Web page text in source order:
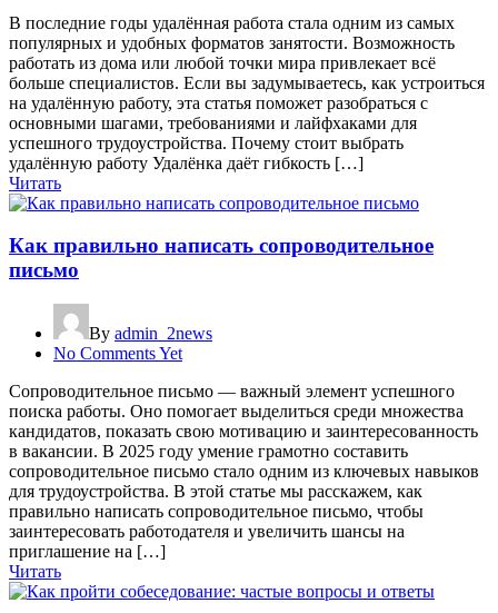
В последние годы удалённая работа стала одним из самых
популярных и удобных форматов занятости. Возможность
работать из дома или любой точки мира привлекает всё
больше специалистов. Если вы задумываетесь, как устроиться
на удалённую работу, эта статья поможет разобраться с
основными шагами, требованиями и лайфхаками для
успешного трудоустройства. Почему стоит выбрать
удалённую работу Удалёнка даёт гибкость […]
Читать
Как правильно написать сопроводительное
письмо
By admin_2news
No Comments Yet
Сопроводительное письмо — важный элемент успешного
поиска работы. Оно помогает выделиться среди множества
кандидатов, показать свою мотивацию и заинтересованность
в вакансии. В 2025 году умение грамотно составить
сопроводительное письмо стало одним из ключевых навыков
для трудоустройства. В этой статье мы расскажем, как
правильно написать сопроводительное письмо, чтобы
заинтересовать работодателя и увеличить шансы на
приглашение на […]
Читать